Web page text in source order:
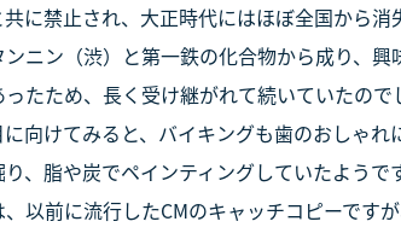
に禁止され、大正時代にはほぼ全国から消
ニン（渋）と第一鉄の化合物から成り、
たため、長く受け継がれて続いていたので
向けてみると、バイキングも歯のおしゃ
、脂や炭でペインティングしていたようです
以前に流行したCMのキャッチコピーです